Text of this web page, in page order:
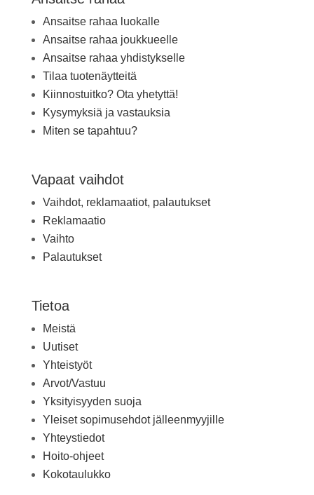
Ansaitse rahaa luokalle
Ansaitse rahaa joukkueelle
Ansaitse rahaa yhdistykselle
Tilaa tuotenäytteitä
Kiinnostuitko? Ota yhetyttä!
Kysymyksiä ja vastauksia
Miten se tapahtuu?
Vapaat vaihdot
Vaihdot, reklamaatiot, palautukset
Reklamaatio
Vaihto
Palautukset
Tietoa
Meistä
Uutiset
Yhteistyöt
Arvot/Vastuu
Yksityisyyden suoja
Yleiset sopimusehdot jälleenmyyjille
Yhteystiedot
Hoito-ohjeet
Kokotaulukko